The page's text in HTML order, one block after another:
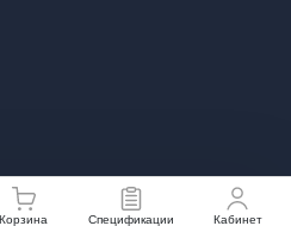
Корзина Спецификации Кабинет